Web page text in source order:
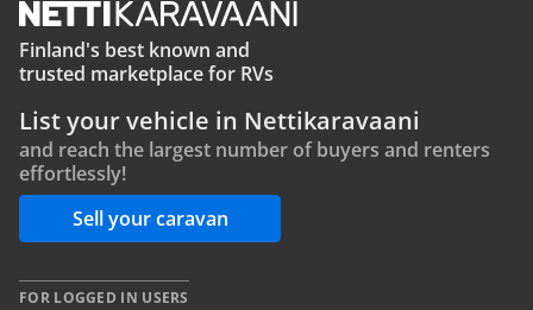
Finland's best known and
trusted marketplace for RVs
List your vehicle in Nettikaravaani
and reach the largest number of buyers and renters
effortlessly!
Sell your caravan
FOR LOGGED IN USERS